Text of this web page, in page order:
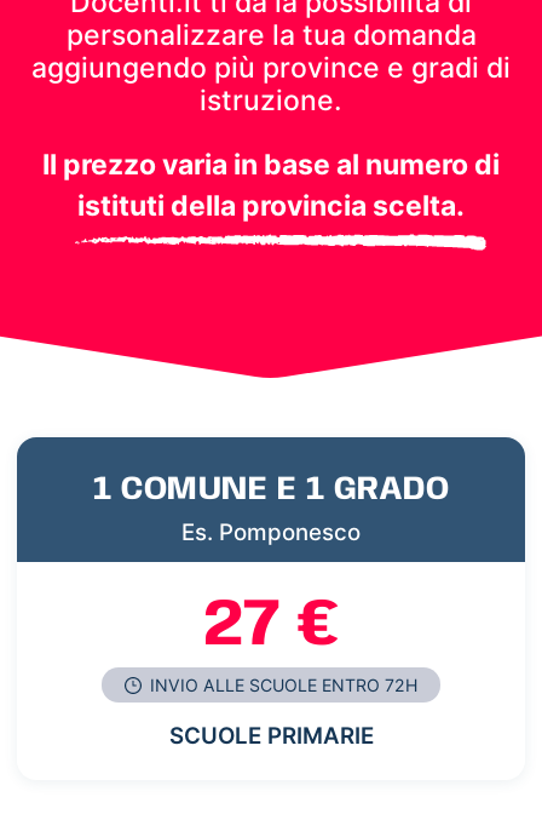
personalizzare la tua domanda
aggiungendo più province e gradi di
istruzione.
Il prezzo varia in base al numero di
istituti della provincia scelta.
1 COMUNE E 1 GRADO
Es. Pomponesco
27 €
INVIO ALLE SCUOLE ENTRO 72H
SCUOLE PRIMARIE